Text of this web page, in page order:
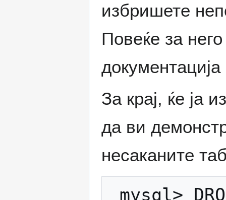
избришете
Повеќе за
За крај, ќе ја
да ви
несаканите